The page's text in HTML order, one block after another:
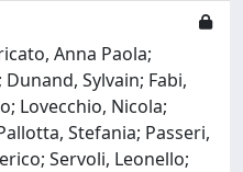
Anna Paola;
Sylvain; Fabi,
Lovecchio, Nicola;
Stefania; Passeri,
Servoli, Leonello;